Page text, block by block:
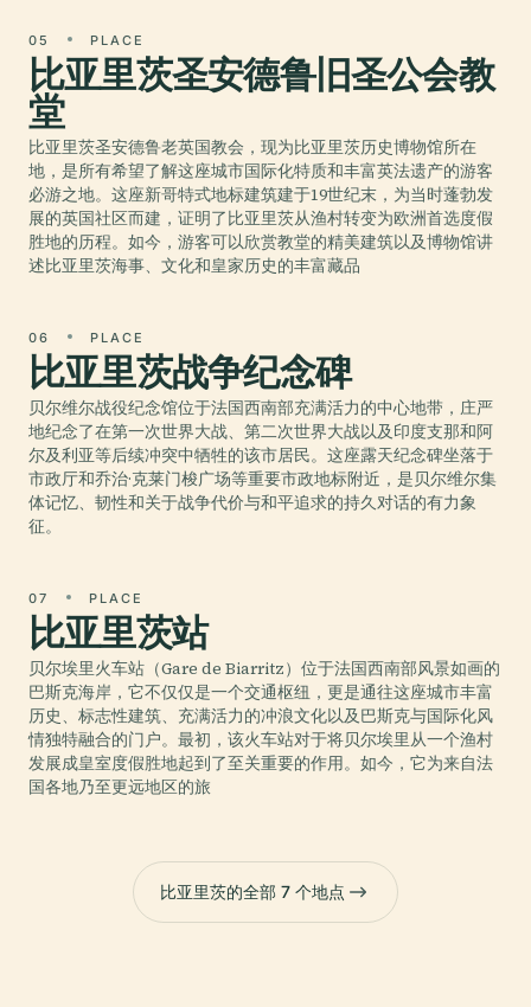
05 PLACE
比亚里茨圣安德鲁旧圣公会教
堂
比亚里茨圣安德鲁老英国教会，现为比亚里茨历史博物馆所在
地，是所有希望了解这座城市国际化特质和丰富英法遗产的游客
必游之地。这座新哥特式地标建筑建于19世纪末，为当时蓬勃发
展的英国社区而建，证明了比亚里茨从渔村转变为欧洲首选度假
胜地的历程。如今，游客可以欣赏教堂的精美建筑以及博物馆讲
述比亚里茨海事、文化和皇家历史的丰富藏品
06 PLACE
比亚里茨战争纪念碑
贝尔维尔战役纪念馆位于法国西南部充满活力的中心地带，庄严
地纪念了在第一次世界大战、第二次世界大战以及印度支那和阿
尔及利亚等后续冲突中牺牲的该市居民。这座露天纪念碑坐落于
市政厅和乔治·克莱门梭广场等重要市政地标附近，是贝尔维尔集
体记忆、韧性和关于战争代价与和平追求的持久对话的有力象
征。
07 PLACE
比亚里茨站
贝尔埃里火车站（Gare de Biarritz）位于法国西南部风景如画的
巴斯克海岸，它不仅仅是一个交通枢纽，更是通往这座城市丰富
历史、标志性建筑、充满活力的冲浪文化以及巴斯克与国际化风
情独特融合的门户。最初，该火车站对于将贝尔埃里从一个渔村
发展成皇室度假胜地起到了至关重要的作用。如今，它为来自法
国各地乃至更远地区的旅
比亚里茨的全部 7 个地点